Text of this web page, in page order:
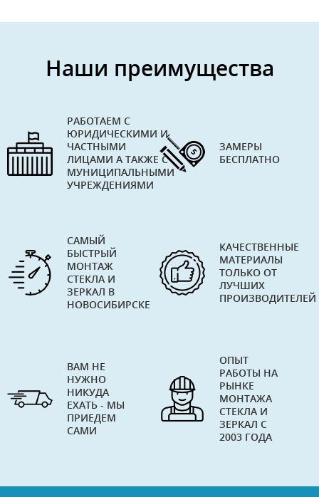
Наши преимущества
РАБОТАЕМ С
ЮРИДИЧЕСКИМИ И
ЧАСТНЫМИ
ЛИЦАМИ А ТАКЖЕ С
МУНИЦИПАЛЬНЫМИ
УЧРЕЖДЕНИЯМИ
ЗАМЕРЫ
БЕСПЛАТНО
САМЫЙ
БЫСТРЫЙ
МОНТАЖ
СТЕКЛА И
ЗЕРКАЛ В
НОВОСИБИРСКЕ
КАЧЕСТВЕННЫЕ
МАТЕРИАЛЫ
ТОЛЬКО ОТ
ЛУЧШИХ
ПРОИЗВОДИТЕЛЕЙ
ВАМ НЕ
НУЖНО
НИКУДА
ЕХАТЬ - МЫ
ПРИЕДЕМ
САМИ
ОПЫТ
РАБОТЫ НА
РЫНКЕ
МОНТАЖА
СТЕКЛА И
ЗЕРКАЛ С
2003 ГОДА